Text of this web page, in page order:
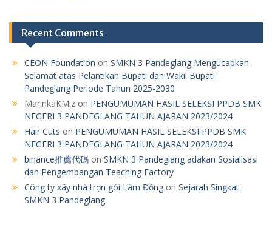
Recent Comments
CEON Foundation on SMKN 3 Pandeglang Mengucapkan
Selamat atas Pelantikan Bupati dan Wakil Bupati
Pandeglang Periode Tahun 2025-2030
MarinkaKMiz on PENGUMUMAN HASIL SELEKSI PPDB SMK
NEGERI 3 PANDEGLANG TAHUN AJARAN 2023/2024
Hair Cuts on PENGUMUMAN HASIL SELEKSI PPDB SMK
NEGERI 3 PANDEGLANG TAHUN AJARAN 2023/2024
binance推薦代碼 on SMKN 3 Pandeglang adakan Sosialisasi
dan Pengembangan Teaching Factory
Công ty xây nhà trọn gói Lâm Đồng on Sejarah Singkat
SMKN 3 Pandeglang